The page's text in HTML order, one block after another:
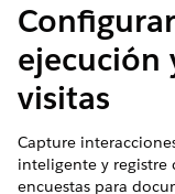
ejecución
visitas
Capture
inteligente y registre
encuestas para